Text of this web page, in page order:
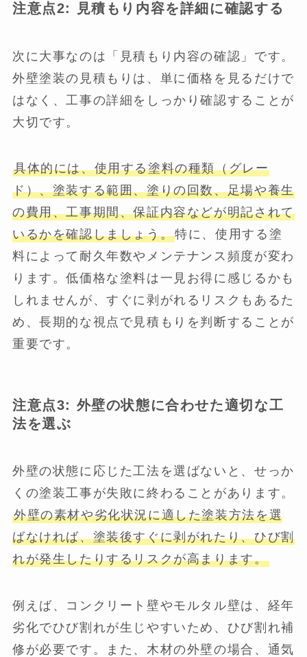
注意点2: 見積もり内容を詳細に確認する
次に大事なのは「見積もり内容の確認」です。
外壁塗装の見積もりは、単に価格を見るだけで
はなく、工事の詳細をしっかり確認することが
大切です。
具体的には、使用する塗料の種類（グレー
ド）、塗装する範囲、塗りの回数、足場や養生
の費用、工事期間、保証内容などが明記されて
いるかを確認しましょう。特に、使用する塗
料によって耐久年数やメンテナンス頻度が変わ
ります。低価格な塗料は一見お得に感じるかも
しれませんが、すぐに剥がれるリスクもあるた
め、長期的な視点で見積もりを判断することが
重要です。
注意点3: 外壁の状態に合わせた適切な工
法を選ぶ
外壁の状態に応じた工法を選ばないと、せっか
くの塗装工事が失敗に終わることがあります。
外壁の素材や劣化状況に適した塗装方法を選
ばなければ、塗装後すぐに剥がれたり、ひび割
れが発生したりするリスクが高まります。
例えば、コンクリート壁やモルタル壁は、経年
劣化でひび割れが生じやすいため、ひび割れ補
修が必要です。また、木材の外壁の場合、通気